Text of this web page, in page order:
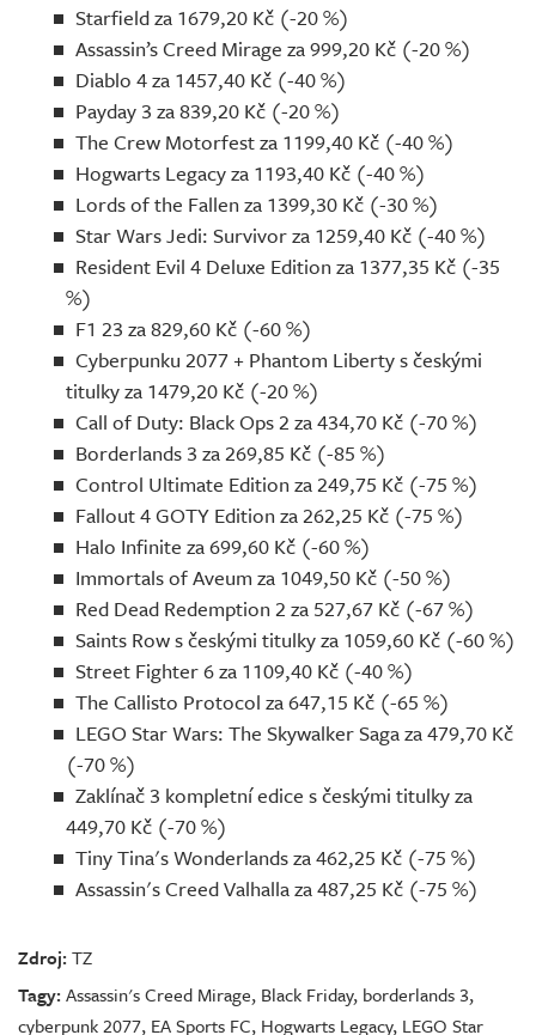
Starfield za 1679,20 Kč (-20 %)
Assassin’s Creed Mirage za 999,20 Kč (-20 %)
Diablo 4 za 1457,40 Kč (-40 %)
Payday 3 za 839,20 Kč (-20 %)
The Crew Motorfest za 1199,40 Kč (-40 %)
Hogwarts Legacy za 1193,40 Kč (-40 %)
Lords of the Fallen za 1399,30 Kč (-30 %)
Star Wars Jedi: Survivor za 1259,40 Kč (-40 %)
Resident Evil 4 Deluxe Edition za 1377,35 Kč (-35
%)
F1 23 za 829,60 Kč (-60 %)
Cyberpunku 2077 + Phantom Liberty s českými
titulky za 1479,20 Kč (-20 %)
Call of Duty: Black Ops 2 za 434,70 Kč (-70 %)
Borderlands 3 za 269,85 Kč (-85 %)
Control Ultimate Edition za 249,75 Kč (-75 %)
Fallout 4 GOTY Edition za 262,25 Kč (-75 %)
Halo Infinite za 699,60 Kč (-60 %)
Immortals of Aveum za 1049,50 Kč (-50 %)
Red Dead Redemption 2 za 527,67 Kč (-67 %)
Saints Row s českými titulky za 1059,60 Kč (-60 %)
Street Fighter 6 za 1109,40 Kč (-40 %)
The Callisto Protocol za 647,15 Kč (-65 %)
LEGO Star Wars: The Skywalker Saga za 479,70 Kč
(-70 %)
Zaklínač 3 kompletní edice s českými titulky za
449,70 Kč (-70 %)
Tiny Tina's Wonderlands za 462,25 Kč (-75 %)
Assassin's Creed Valhalla za 487,25 Kč (-75 %)
Zdroj:TZ
Tagy:Assassin's Creed Mirage, Black Friday, borderlands 3,
cyberpunk 2077, EA Sports FC, Hogwarts Legacy, LEGO Star